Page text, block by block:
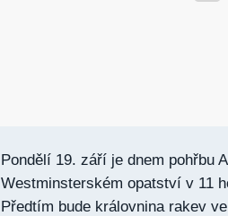
Pondělí 19. září je dnem pohřbu
Westminsterském opatství v 11
Předtím bude královnina rakev